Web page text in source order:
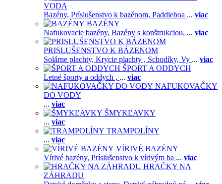
VODA
Bazény, Príslušenstvo k bazénom, Paddleboa ... viac
BAZÉNY
Nafukovacie bazény, Bazény s konštrukciou, ... viac
PRISLUŠENSTVO K BÁZENOM
Solárne plachty, Krycie plachty , Schodíky, Vy ... viac
ŠPORT A ODDYCH
Letné športy a oddych , ... viac
NAFUKOVAČKY
DO VODY
... viac
ŠMYKĽAVKY
... viac
TRAMPOLÍNY
... viac
VÍRIVÉ BAZÉNY
Vírivé bazény, Príslušenstvo k vírivým ba ... viac
HRAČKY NA
ZÁHRADU